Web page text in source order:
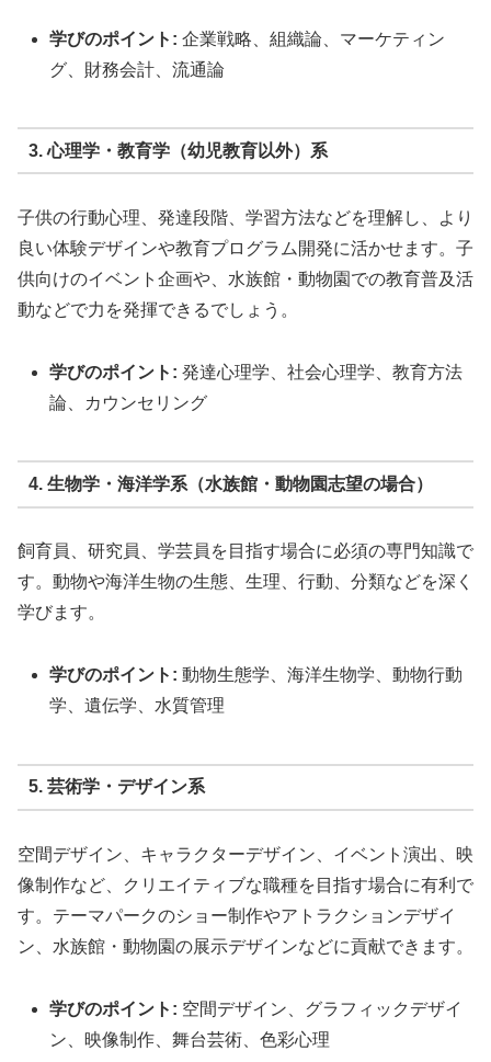
学びのポイント: 企業戦略、組織論、マーケティン
グ、財務会計、流通論
3. 心理学・教育学（幼児教育以外）系
子供の行動心理、発達段階、学習方法などを理解し、より
良い体験デザインや教育プログラム開発に活かせます。子
供向けのイベント企画や、水族館・動物園での教育普及活
動などで力を発揮できるでしょう。
学びのポイント: 発達心理学、社会心理学、教育方法
論、カウンセリング
4. 生物学・海洋学系（水族館・動物園志望の場合）
飼育員、研究員、学芸員を目指す場合に必須の専門知識で
す。動物や海洋生物の生態、生理、行動、分類などを深く
学びます。
学びのポイント: 動物生態学、海洋生物学、動物行動
学、遺伝学、水質管理
5. 芸術学・デザイン系
空間デザイン、キャラクターデザイン、イベント演出、映
像制作など、クリエイティブな職種を目指す場合に有利で
す。テーマパークのショー制作やアトラクションデザイ
ン、水族館・動物園の展示デザインなどに貢献できます。
学びのポイント: 空間デザイン、グラフィックデザイ
ン、映像制作、舞台芸術、色彩心理